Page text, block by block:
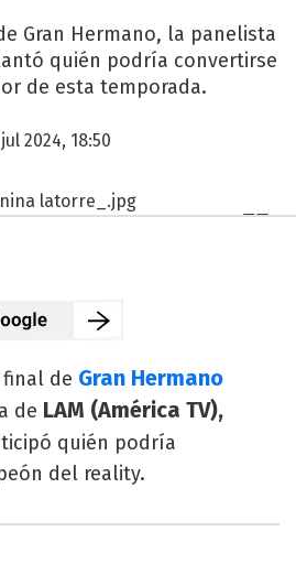
Gran Hermano, la panelista
quién podría convertirse
de esta temporada.
2024, 18:50
de Gran Hermano
de LAM (América TV),
quién podría
del reality.